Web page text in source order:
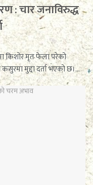
: चार जनाविरुद्ध
किशोर मृत फेला परेको
मुद्दा दर्ता भएको छ।...